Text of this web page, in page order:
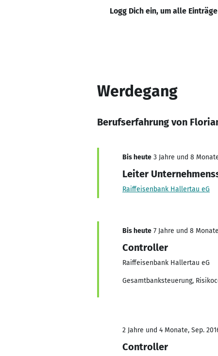
Logg Dich ein, um alle
Werdegang
Berufserfahrung von
Bis heute 3 Jahre und 8
Leiter
Raiffeisenbank Hallertau eG
Bis heute 7 Jahre und 8
Controller
Raiffeisenbank Hallertau eG
Gesamtbanksteuerung,
2 Jahre und 4 Monate, Sep.
Controller